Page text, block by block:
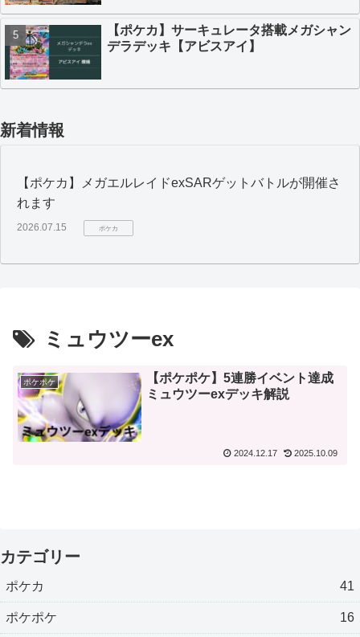
【ポケカ】サーキュレータ搭載メガシャン
デラデッキ【アビスアイ】
新着情報
【ポケカ】メガエルレイドexSARゲットバトルが開催さ
れます
2026.07.15 ポケカ
ミュウツーex
ポケポケ
【ポケポケ】5連勝イベント達成
ミュウツーexデッキ解説
2024.12.17 2025.10.09
カテゴリー
ポケカ 41
ポケポケ 16